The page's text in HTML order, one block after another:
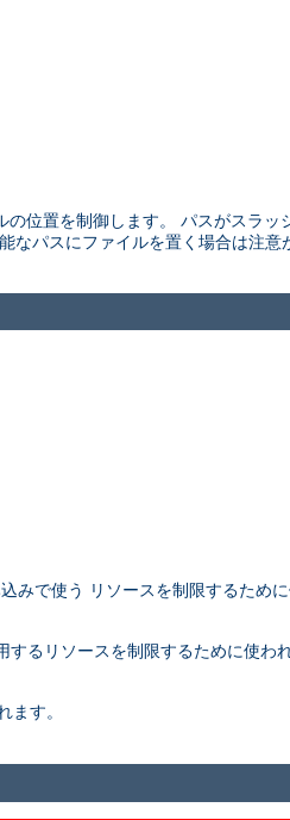
位置を制御します。 パスがスラ
なパスにファイルを置く場合は注意
みで使う リソースを制限するため
るリソースを制限するために使わ
ます。